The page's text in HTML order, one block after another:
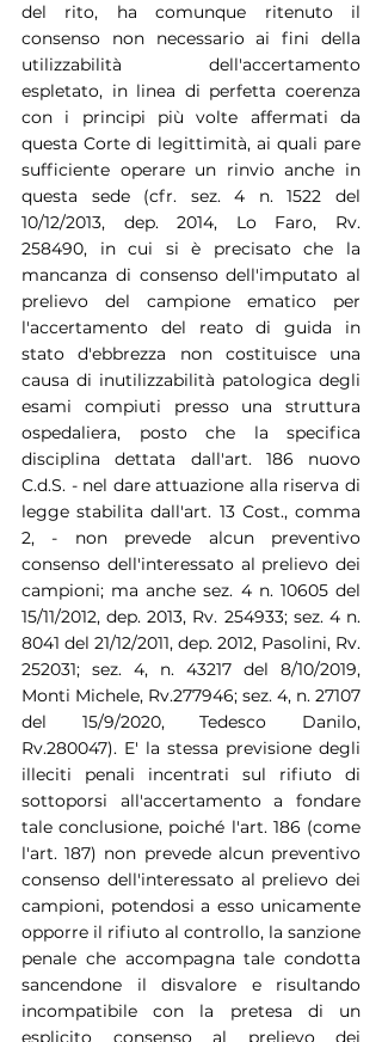
del rito, ha comunque ritenuto il
consenso non necessario ai fini della
utilizzabilità dell'accertamento
espletato, in linea di perfetta coerenza
con i principi più volte affermati da
questa Corte di legittimità, ai quali pare
sufficiente operare un rinvio anche in
questa sede (cfr. sez. 4 n. 1522 del
10/12/2013, dep. 2014, Lo Faro, Rv.
258490, in cui si è precisato che la
mancanza di consenso dell'imputato al
prelievo del campione ematico per
l'accertamento del reato di guida in
stato d'ebbrezza non costituisce una
causa di inutilizzabilità patologica degli
esami compiuti presso una struttura
ospedaliera, posto che la specifica
disciplina dettata dall'art. 186 nuovo
C.d.S. - nel dare attuazione alla riserva di
legge stabilita dall'art. 13 Cost., comma
2, - non prevede alcun preventivo
consenso dell'interessato al prelievo dei
campioni; ma anche sez. 4 n. 10605 del
15/11/2012, dep. 2013, Rv. 254933; sez. 4 n.
8041 del 21/12/2011, dep. 2012, Pasolini, Rv.
252031; sez. 4, n. 43217 del 8/10/2019,
Monti Michele, Rv.277946; sez. 4, n. 27107
del 15/9/2020, Tedesco Danilo,
Rv.280047). E' la stessa previsione degli
illeciti penali incentrati sul rifiuto di
sottoporsi all'accertamento a fondare
tale conclusione, poiché l'art. 186 (come
l'art. 187) non prevede alcun preventivo
consenso dell'interessato al prelievo dei
campioni, potendosi a esso unicamente
opporre il rifiuto al controllo, la sanzione
penale che accompagna tale condotta
sancendone il disvalore e risultando
incompatibile con la pretesa di un